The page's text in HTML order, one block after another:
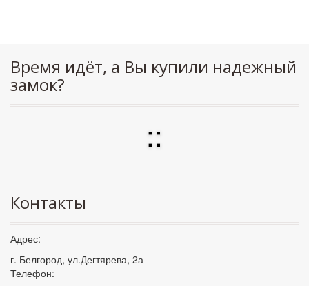
Время идёт, а Вы купили надежный
замок?
::
Контакты
Адрес:
г. Белгород, ул.Дегтярева, 2а
Телефон: